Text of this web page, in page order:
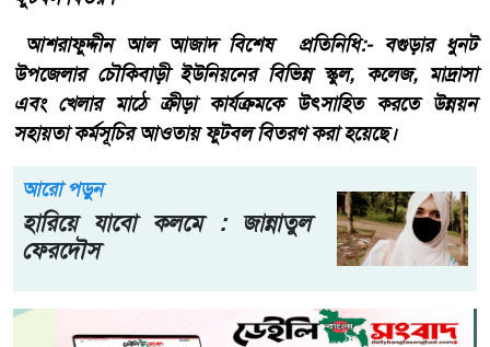
আশরাফুদ্দীন আল আজাদ বিশেষ প্রতিনিধি:- বগুড়ার ধুনট
উপজেলার চৌকিবাড়ী ইউনিয়নের বিভিন্ন স্কুল, কলেজ, মাদ্রাসা
এবং খেলার মাঠে ক্রীড়া কার্যক্রমকে উৎসাহিত করতে উন্নয়ন
সহায়তা কর্মসূচির আওতায় ফুটবল বিতরণ করা হয়েছে।
আরো পড়ুন
হারিয়ে যাবো কলমে : জান্নাতুল
ফেরদৌস